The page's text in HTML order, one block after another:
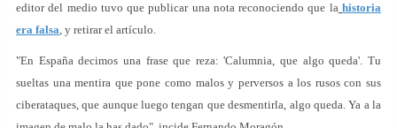
editor del medio tuvo que publicar una nota reconociendo que la historia
era falsa, y retirar el artículo.
"En España decimos una frase que reza: 'Calumnia, que algo queda'. Tu
sueltas una mentira que pone como malos y perversos a los rusos con sus
ciberataques, que aunque luego tengan que desmentirla, algo queda. Ya a la